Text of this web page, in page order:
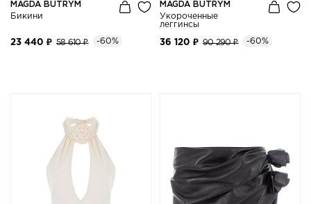
MAGDA BUTRYM
Бикини
23 440 ₽ 58 610 ₽ -60%
MAGDA BUTRYM
Укороченные
леггинсы
36 120 ₽ 90 290 ₽ -60%